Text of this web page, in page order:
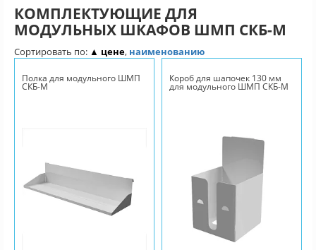
КОМПЛЕКТУЮЩИЕ ДЛЯ
МОДУЛЬНЫХ ШКАФОВ ШМП СКБ-М
Сортировать по: ▲ цене, наименованию
Полка для модульного ШМП
СКБ-М
Короб для шапочек 130 мм
для модульного ШМП СКБ-М